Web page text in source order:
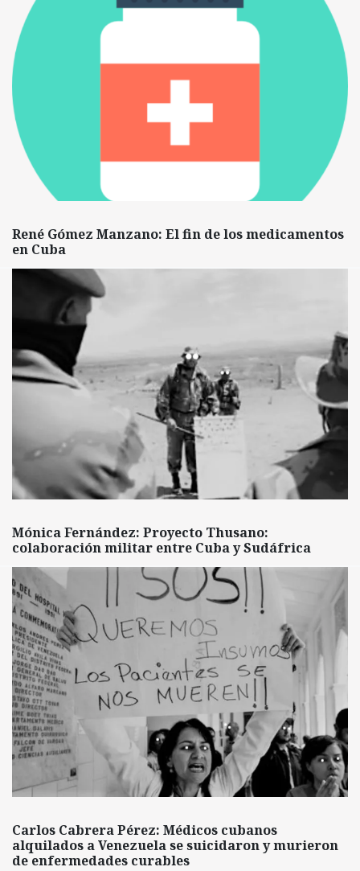
René Gómez Manzano: El fin de los medicamentos
en Cuba
Mónica Fernández: Proyecto Thusano:
colaboración militar entre Cuba y Sudáfrica
Carlos Cabrera Pérez: Médicos cubanos
alquilados a Venezuela se suicidaron y murieron
de enfermedades curables